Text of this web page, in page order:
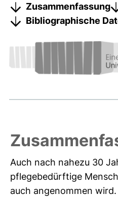
Zusammenfassung
Bibliographische
Auch nach nahezu 30
pflegebedürftige
auch angenommen